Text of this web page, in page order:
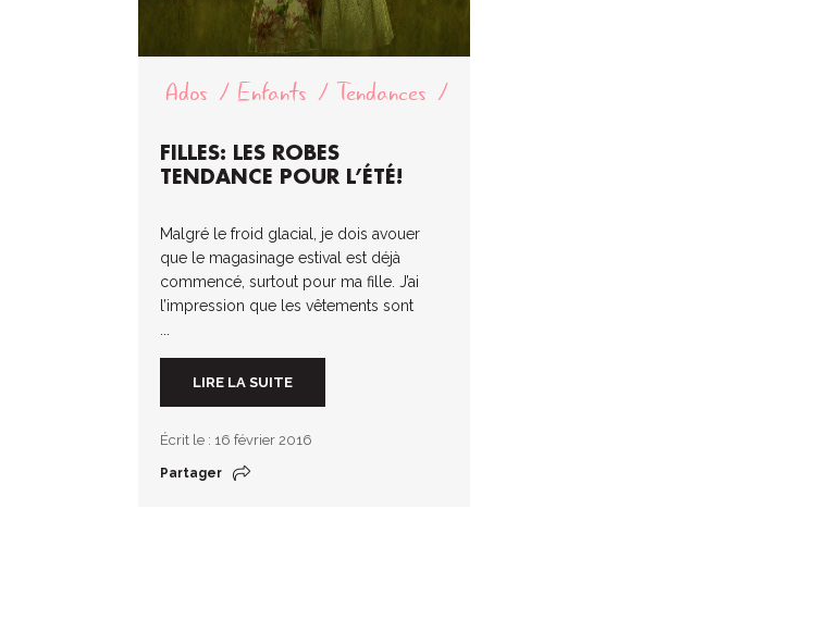
Ados Enfants Tendances
FILLES: LES ROBES
TENDANCE POUR L’ÉTÉ!
Malgré le froid glacial, je dois avouer
que le magasinage estival est déjà
commencé, surtout pour ma fille. J’ai
l’impression que les vêtements sont
LIRE LA SUITE
Écrit le : 16 février 2016
Partager